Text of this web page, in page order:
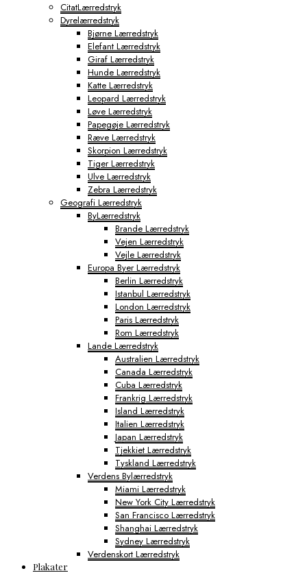
CitatLærredstryk
Dyrelærredstryk
Bjørne Lærredstryk
Elefant Lærredstryk
Giraf Lærredstryk
Hunde Lærredstryk
Katte Lærredstryk
Leopard Lærredstryk
Løve Lærredstryk
Papegøje Lærredstryk
Ræve Lærredstryk
Skorpion Lærredstryk
Tiger Lærredstryk
Ulve Lærredstryk
Zebra Lærredstryk
Geografi Lærredstryk
ByLærredstryk
Brande Lærredstryk
Vejen Lærredstryk
Vejle Lærredstryk
Europa Byer Lærredstryk
Berlin Lærredstryk
Istanbul Lærredstryk
London Lærredstryk
Paris Lærredstryk
Rom Lærredstryk
Lande Lærredstryk
Australien Lærredstryk
Canada Lærredstryk
Cuba Lærredstryk
Frankrig Lærredstryk
Island Lærredstryk
Italien Lærredstryk
Japan Lærredstryk
Tjekkiet Lærredstryk
Tyskland Lærredstryk
Verdens Bylærredstryk
Miami Lærredstryk
New York City Lærredstryk
San Francisco Lærredstryk
Shanghai Lærredstryk
Sydney Lærredstryk
Verdenskort Lærredstryk
Plakater